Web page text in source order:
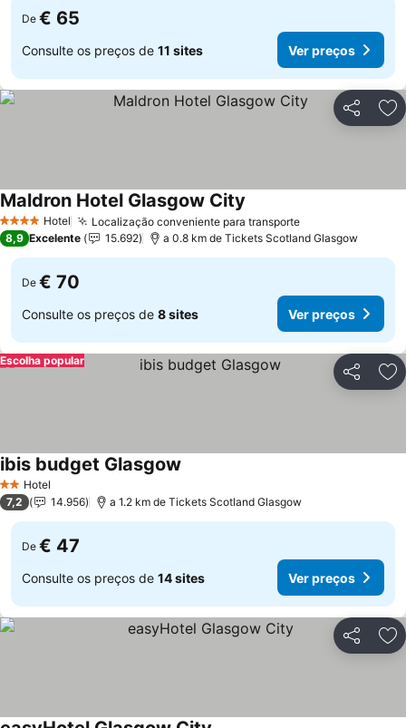
De € 65
Consulte os preços de 11 sites Ver preços
Partilhar
4 EstrelasHotel Localização conveniente para transporte
Maldron Hotel Glasgow City
8,9 Excelente 15.692 a 0.8 km de Tickets Scotland Glasgow
De € 70
Consulte os preços de 8 sites Ver preços
Partilhar
Escolha popular
2 Estrelas
Hotel
ibis budget Glasgow
7,2 14.956 a 1.2 km de Tickets Scotland Glasgow
De € 47
Consulte os preços de 14 sites Ver preços
Partilhar